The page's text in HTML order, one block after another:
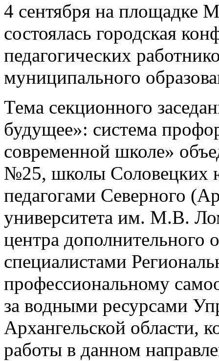
4 сентября на
состоялась городская
педагогических
муниципального
Тема секционного
будущее»: система
современной школе»
№25, школы Соловецких
педагогами Северного
университета им. М.В.
центра дополнительного
специалистами
профессиональному
за водными ресурсами
Архангельской области,
работы в данном